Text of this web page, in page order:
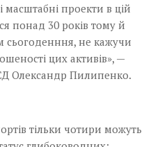
масштабні проекти в цій
понад 30 років тому й
сьогоденння, не кажучи
цих активів», —
­Олександр Пилипенко.
тільки чотири можуть